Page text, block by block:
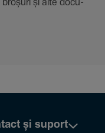
broșuri și alte docu­
și suport